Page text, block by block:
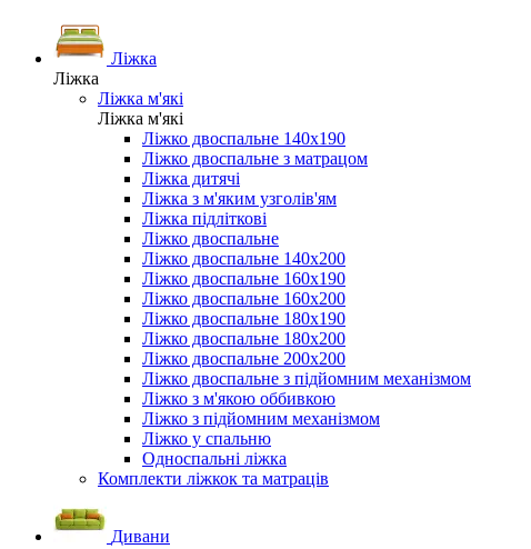
Ліжка
Ліжка
Ліжка м'які
Ліжка м'які
Ліжко двоспальне 140х190
Ліжко двоспальне з матрацом
Ліжка дитячі
Ліжка з м'яким узголів'ям
Ліжка підліткові
Ліжко двоспальне
Ліжко двоспальне 140х200
Ліжко двоспальне 160х190
Ліжко двоспальне 160х200
Ліжко двоспальне 180х190
Ліжко двоспальне 180х200
Ліжко двоспальне 200х200
Ліжко двоспальне з підйомним механізмом
Ліжко з м'якою оббивкою
Ліжко з підйомним механізмом
Ліжко у спальню
Односпальні ліжка
Комплекти ліжкок та матраців
Дивани